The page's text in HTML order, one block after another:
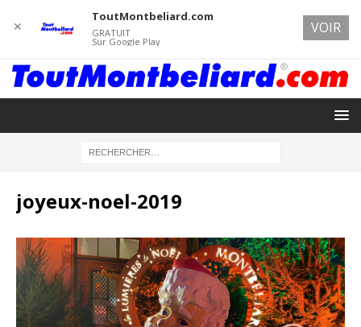
joyeux-noel-2019
✕
ToutMontbeliard.com
GRATUIT
Sur Google Play
VOIR